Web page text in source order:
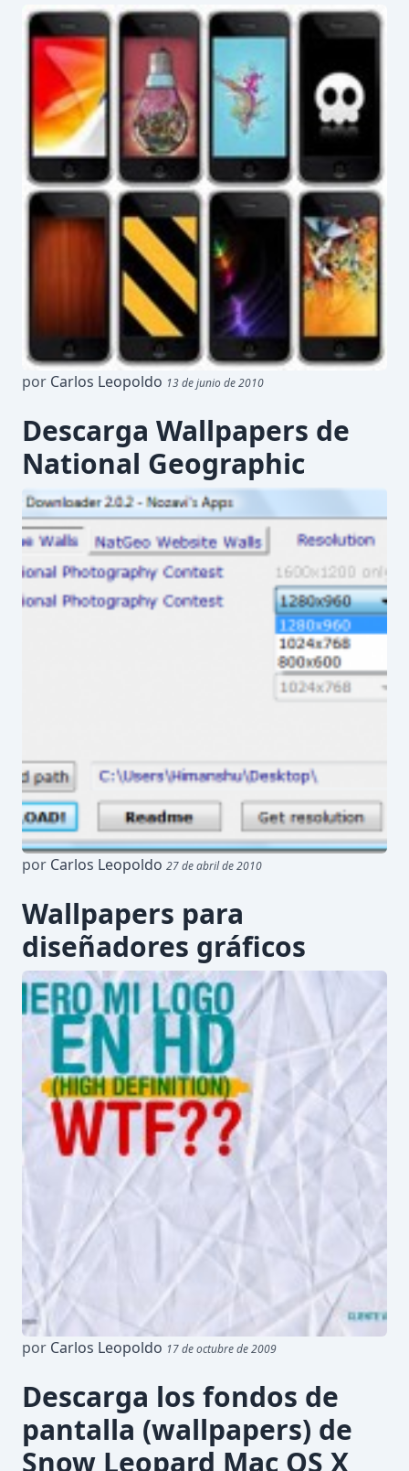
por Carlos Leopoldo 13 de junio de 2010
Descarga Wallpapers de
National Geographic
por Carlos Leopoldo 27 de abril de 2010
Wallpapers para
diseñadores gráficos
por Carlos Leopoldo 17 de octubre de 2009
Descarga los fondos de
pantalla (wallpapers) de
Snow Leopard Mac OS X